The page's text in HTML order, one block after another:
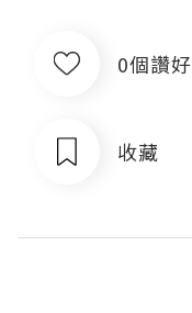
0個讚好
收藏